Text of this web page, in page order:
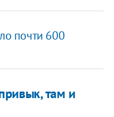
почти 600
там и